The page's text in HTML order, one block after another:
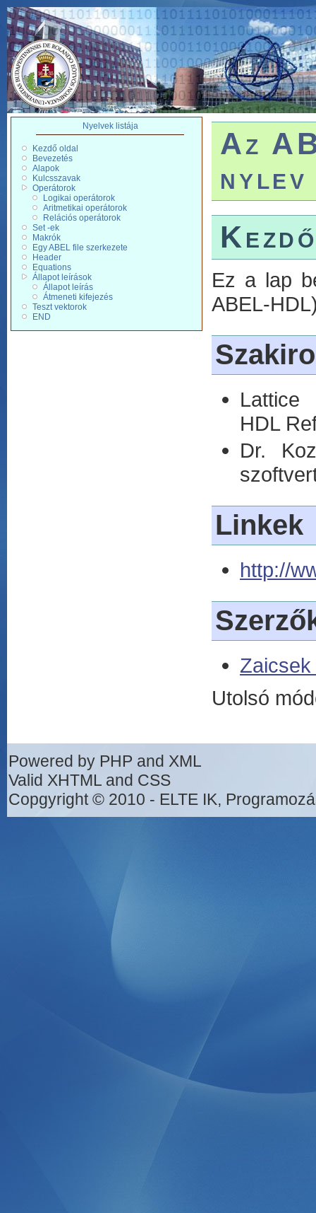
Nyelvek listája
Kezdő oldal
Bevezetés
Alapok
Kulcsszavak
Operátorok
Logikai operátorok
Aritmetikai operátorok
Relációs operátorok
Set -ek
Makrók
Egy ABEL file szerkezete
Header
Equations
Állapot leírások
Állapot leírás
Átmeneti kifejezés
Teszt vektorok
END
Az
nylev
Ez a lap
ABEL-
Lattice
HDL
Dr.
Linkek
http://
Utolsó
Powered by PHP and XML
Valid XHTML and CSS
Copgyright © 2010 - ELTE IK,